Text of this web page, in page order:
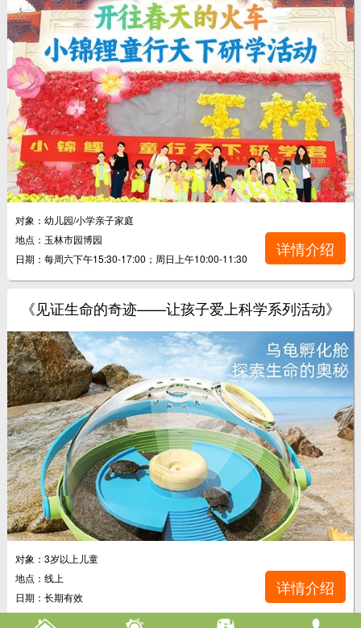
详情介绍
对象：幼儿园/小学亲子家庭
地点：玉林市园博园
日期：每周六下午15:30-17:00；周日上午10:00-11:30
《见证生命的奇迹——让孩子爱上科学系列活动》
详情介绍
对象：3岁以上儿童
地点：线上
日期：长期有效